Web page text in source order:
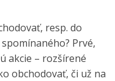
resp. do
Prvé,
akcie – rozšírené
obchodovať, či už na